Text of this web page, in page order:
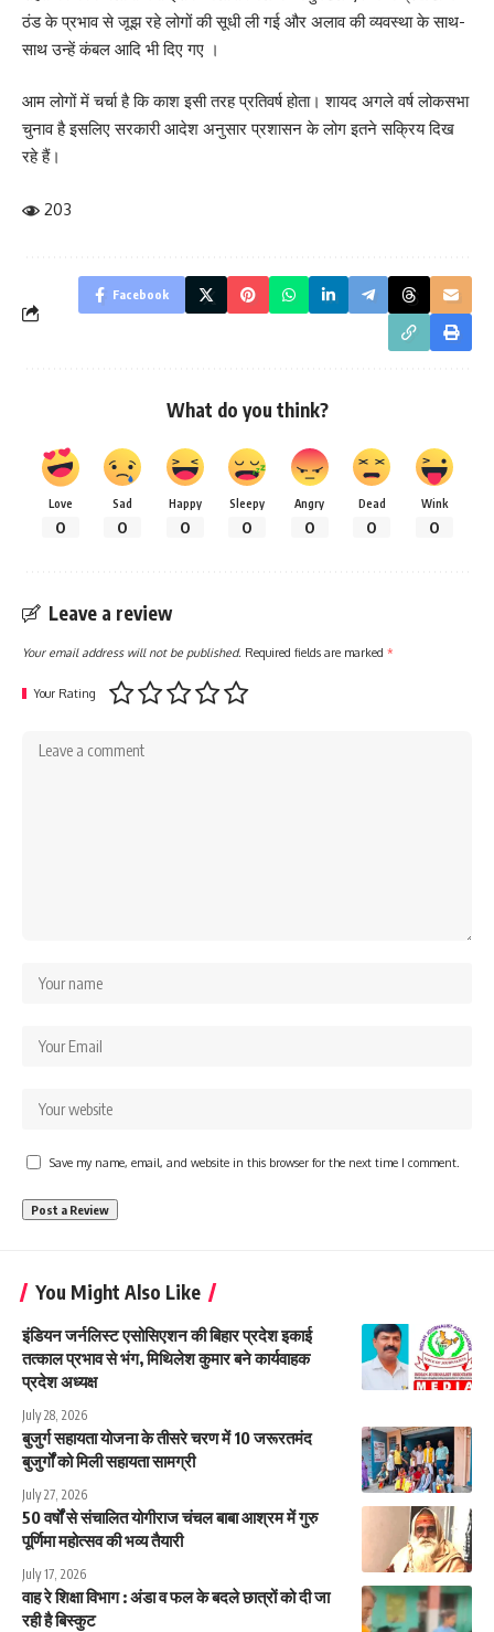
ठंड के प्रभाव से जूझ रहे लोगों की सूधी ली गई और अलाव की व्यवस्था के साथ-
साथ उन्हें कंबल आदि भी दिए गए ।
आम लोगों में चर्चा है कि काश इसी तरह प्रतिवर्ष होता। शायद अगले वर्ष लोकसभा
चुनाव है इसलिए सरकारी आदेश अनुसार प्रशासन के लोग इतने सक्रिय दिख
रहे हैं।
203
Facebook
What do you think?
Love
0
Sad
0
Happy
0
Sleepy
0
Angry
0
Dead
0
Wink
0
Leave a review
Your email address will not be published. Required fields are marked *
Your Rating
Save my name, email, and website in this browser for the next time I comment.
You Might Also Like
इंडियन जर्नलिस्ट एसोसिएशन की बिहार प्रदेश इकाई
तत्काल प्रभाव से भंग, मिथिलेश कुमार बने कार्यवाहक
प्रदेश अध्यक्ष
July 28, 2026
बुजुर्ग सहायता योजना के तीसरे चरण में 10 जरूरतमंद
बुजुर्गों को मिली सहायता सामग्री
July 27, 2026
50 वर्षों से संचालित योगीराज चंचल बाबा आश्रम में गुरु
पूर्णिमा महोत्सव की भव्य तैयारी
July 17, 2026
वाह रे शिक्षा विभाग : अंडा व फल के बदले छात्रों को दी जा
रही है बिस्कुट